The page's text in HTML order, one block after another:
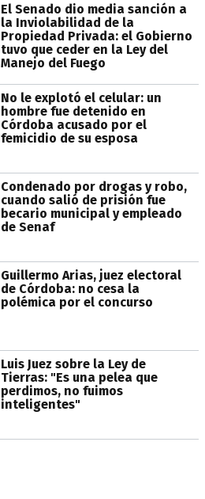
El Senado dio media sanción a
la Inviolabilidad de la
Propiedad Privada: el Gobierno
tuvo que ceder en la Ley del
Manejo del Fuego
No le explotó el celular: un
hombre fue detenido en
Córdoba acusado por el
femicidio de su esposa
Condenado por drogas y robo,
cuando salió de prisión fue
becario municipal y empleado
de Senaf
Guillermo Arias, juez electoral
de Córdoba: no cesa la
polémica por el concurso
Luis Juez sobre la Ley de
Tierras: "Es una pelea que
perdimos, no fuimos
inteligentes"